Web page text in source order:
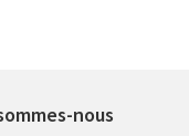
nous